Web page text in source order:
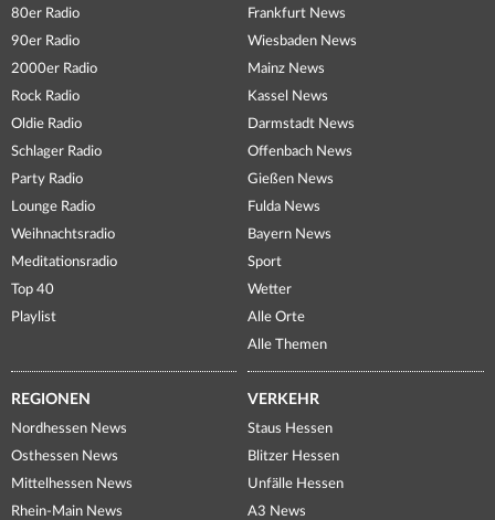
80er Radio
90er Radio
2000er Radio
Rock Radio
Oldie Radio
Schlager Radio
Party Radio
Lounge Radio
Weihnachtsradio
Meditationsradio
Top 40
Playlist
Frankfurt News
Wiesbaden News
Mainz News
Kassel News
Darmstadt News
Offenbach News
Gießen News
Fulda News
Bayern News
Sport
Wetter
Alle Orte
Alle Themen
REGIONEN
Nordhessen News
Osthessen News
Mittelhessen News
Rhein-Main News
VERKEHR
Staus Hessen
Blitzer Hessen
Unfälle Hessen
A3 News